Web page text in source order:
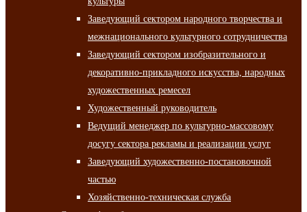
Заведующий сектором народного творчества и
межнационального культурного сотрудничества
Заведующий сектором изобразительного и
декоративно-прикладного искусства, народных
художественных ремесел
Художественный руководитель
Ведущий менеджер по культурно-массовому
досугу сектора рекламы и реализации услуг
Заведующий художественно-постановочной
частью
Хозяйственно-техническая служба